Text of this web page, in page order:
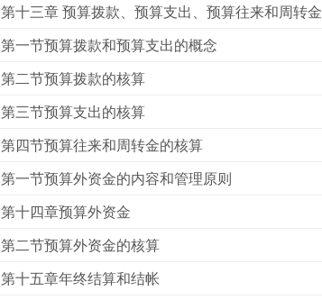
第十三章 预算拨款、预算支出、预算往来和周转金
第一节预算拨款和预算支出的概念
第二节预算拨款的核算
第三节预算支出的核算
第四节预算往来和周转金的核算
第一节预算外资金的内容和管理原则
第十四章预算外资金
第二节预算外资金的核算
第十五章年终结算和结帐